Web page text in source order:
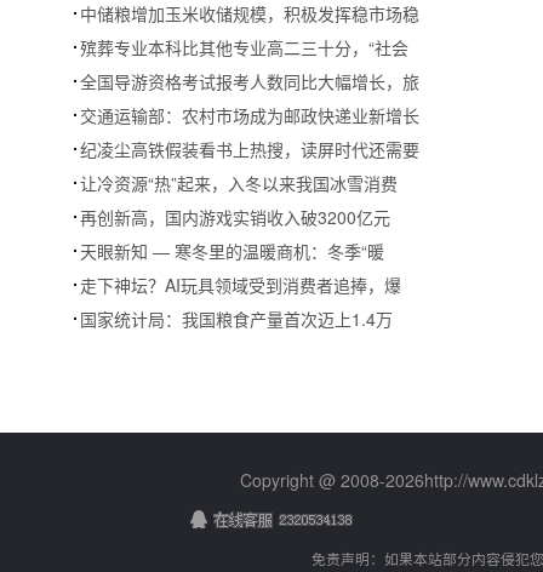
中储粮增加玉米收储规模，积极发挥稳市场稳
殡葬专业本科比其他专业高二三十分，“社会
全国导游资格考试报考人数同比大幅增长，旅
交通运输部：农村市场成为邮政快递业新增长
纪凌尘高铁假装看书上热搜，读屏时代还需要
让冷资源“热”起来，入冬以来我国冰雪消费
再创新高，国内游戏实销收入破3200亿元
天眼新知 — 寒冬里的温暖商机：冬季“暖
走下神坛？AI玩具领域受到消费者追捧，爆
国家统计局：我国粮食产量首次迈上1.4万
Copyright @ 2008-2026http://
免责声明：如果本站部分内容侵犯